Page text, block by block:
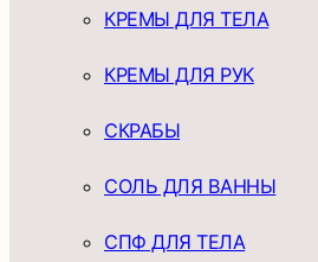
КРЕМЫ ДЛЯ ТЕЛА
КРЕМЫ ДЛЯ РУК
СКРАБЫ
СОЛЬ ДЛЯ ВАННЫ
СПФ ДЛЯ ТЕЛА